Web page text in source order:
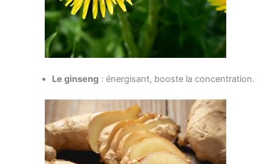
Le ginseng : énergisant, booste la concentration.